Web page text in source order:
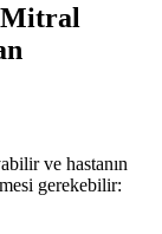
ve hastanın
gerekebilir: